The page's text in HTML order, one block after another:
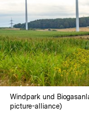
Windpark und
picture-alliance)